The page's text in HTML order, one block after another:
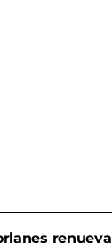
renueva